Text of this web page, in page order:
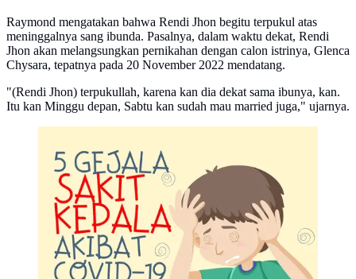
Raymond mengatakan bahwa Rendi Jhon begitu terpukul atas
meninggalnya sang ibunda. Pasalnya, dalam waktu dekat, Rendi
Jhon akan melangsungkan pernikahan dengan calon istrinya, Glenca
Chysara, tepatnya pada 20 November 2022 mendatang.
"(Rendi Jhon) terpukullah, karena kan dia dekat sama ibunya, kan.
Itu kan Minggu depan, Sabtu kan sudah mau married juga," ujarnya.